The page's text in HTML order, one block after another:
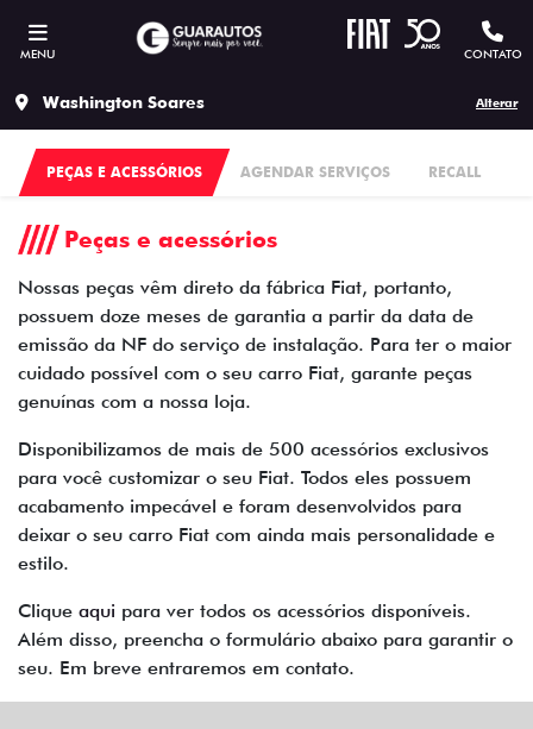
MENU CONTATO
Washington Soares Alterar
AGENDAR SERVIÇOS
PEÇAS E ACESSÓRIOS RECALL
Peças e acessórios
Nossas peças vêm direto da fábrica Fiat, portanto,
possuem doze meses de garantia a partir da data de
emissão da NF do serviço de instalação. Para ter o maior
cuidado possível com o seu carro Fiat, garante peças
genuínas com a nossa loja.
Disponibilizamos de mais de 500 acessórios exclusivos
para você customizar o seu Fiat. Todos eles possuem
acabamento impecável e foram desenvolvidos para
deixar o seu carro Fiat com ainda mais personalidade e
estilo.
Clique aqui para ver todos os acessórios disponíveis.
Além disso, preencha o formulário abaixo para garantir o
seu. Em breve entraremos em contato.